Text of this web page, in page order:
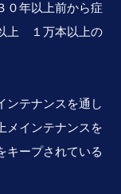
０年以上前から症
上 １万本以上の
ンテナンスを通し
メインテナンスを
キープされている